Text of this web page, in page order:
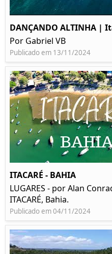
DANÇANDO ALTINHA |
Por Gabriel VB
Publicado em 13/11/2024
ITACARÉ - BAHIA
LUGARES - por Alan
ITACARÉ, Bahia.
Publicado em 04/11/2024